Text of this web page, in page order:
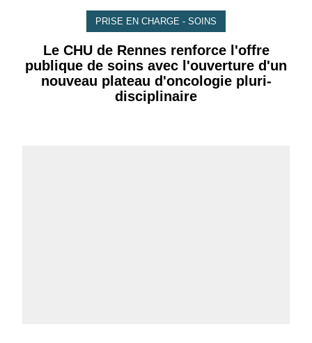
PRISE EN CHARGE - SOINS
Le CHU de Rennes renforce l'offre
publique de soins avec l'ouverture d'un
nouveau plateau d'oncologie pluri-
disciplinaire